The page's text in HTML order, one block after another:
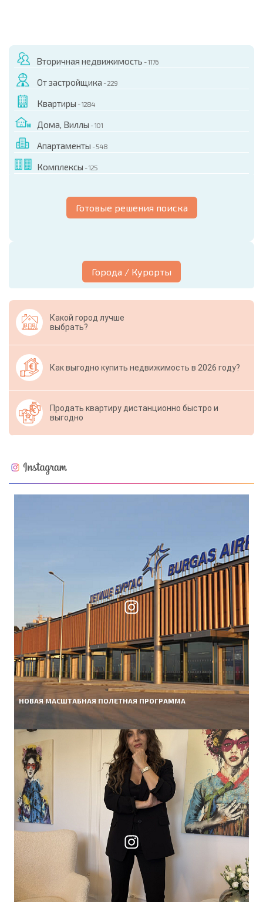
Вторичная недвижимость - 1176
От застройщика - 229
Квартиры - 1284
Дома, Виллы - 101
Апартаменты - 548
Комплексы - 125
Готовые решения поиска
Города / Курорты
Какой город лучше
выбрать?
Как выгодно купить недвижимость в 2026 году?
Продать квартиру дистанционно быстро и
выгодно
НОВАЯ МАСШТАБНАЯ ПОЛЕТНАЯ ПРОГРАММА